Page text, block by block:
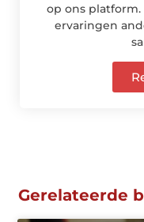
op ons
ervaringen
Gerelateerde